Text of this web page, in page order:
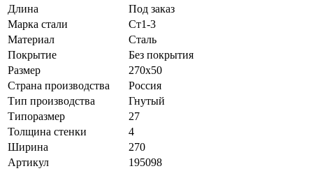
Длина
Под заказ
Марка стали
Ст1-3
Материал
Сталь
Покрытие
Без покрытия
Размер
270х50
Страна производства
Россия
Тип производства
Гнутый
Типоразмер
27
Толщина стенки
4
Ширина
270
Артикул
195098